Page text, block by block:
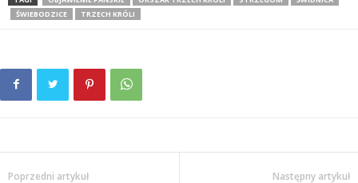
ŚWIEBODZICE
TRZECH KRÓLI
Poprzedni artykuł Następny artykuł